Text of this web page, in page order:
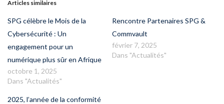
Articles similaires
SPG célèbre le Mois de la
Cybersécurité : Un
engagement pour un
numérique plus sûr en Afrique
octobre 1, 2025
Dans "Actualités"
Rencontre Partenaires SPG &
Commvault
février 7, 2025
Dans "Actualités"
2025, l’année de la conformité